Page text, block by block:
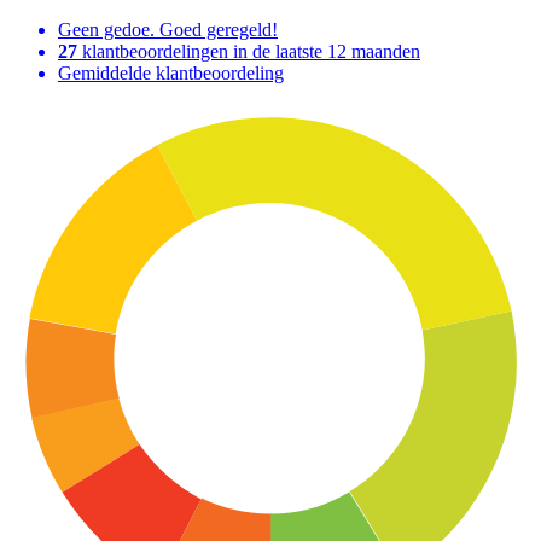
Geen gedoe. Goed geregeld!
27 klantbeoordelingen in de laatste 12 maanden
Gemiddelde klantbeoordeling